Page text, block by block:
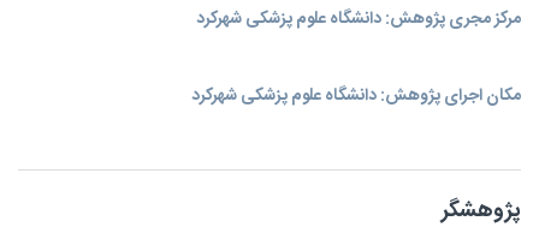
مرکز مجری پژوهش: دانشگاه علوم پزشکی شهرکرد
مکان اجرای پژوهش: دانشگاه علوم پزشکی شهرکرد
پژوهشگر